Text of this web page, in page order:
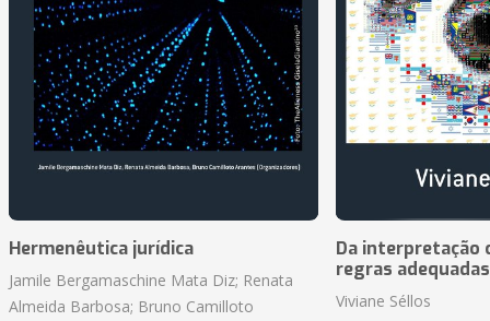
Hermenêutica jurídica
Jamile Bergamaschine Mata Diz; Renata
Almeida Barbosa; Bruno Camilloto
Da interpretação
regras
Viviane Séllos